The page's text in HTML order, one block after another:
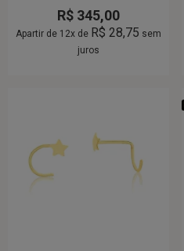
R$ 345,00
Apartir de 12x de R$ 28,75 sem
juros